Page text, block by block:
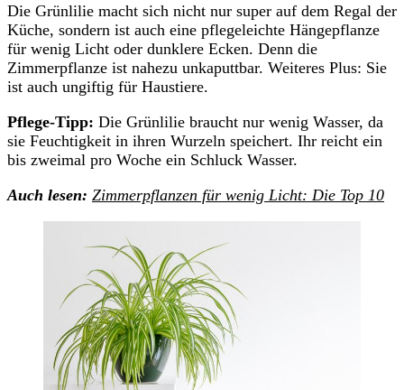
Die Grünlilie macht sich nicht nur super auf dem Regal der
Küche, sondern ist auch eine pflegeleichte Hängepflanze
für wenig Licht oder dunklere Ecken. Denn die
Zimmerpflanze ist nahezu unkaputtbar. Weiteres Plus: Sie
ist auch ungiftig für Haustiere.
Pflege-Tipp: Die Grünlilie braucht nur wenig Wasser, da
sie Feuchtigkeit in ihren Wurzeln speichert. Ihr reicht ein
bis zweimal pro Woche ein Schluck Wasser.
Auch lesen: Zimmerpflanzen für wenig Licht: Die Top 10